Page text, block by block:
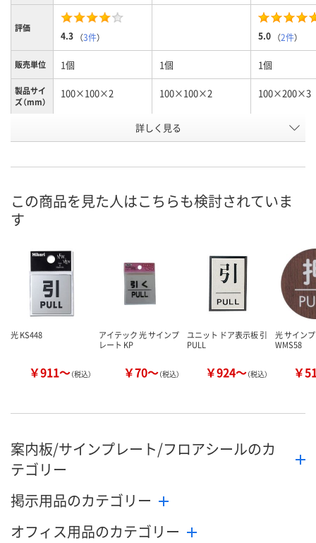
評価
4.3 （3件） 5.0 （2件）
販売単位 1個 1個 1個
製品サイ
ズ（mm）
100×100×2 100×100×2 100×200×3
男
スタンドタ
付
お申込番
在庫 9点 6点 4点
数量
カゴへ カゴへ カ
詳しく見る
この商品を見た人はこちらも検討されていま
す
光 KS448
￥911～（税込）
アイテック 光 サインプ
レート KP
￥70～（税込）
ユニット ドア表示板 引
PULL
￥924～（税込）
光 サイン
WMS58
￥
案内板/サインプレート/フロアシールのカ
テゴリー
掲示用品のカテゴリー
オフィス用品のカテゴリー